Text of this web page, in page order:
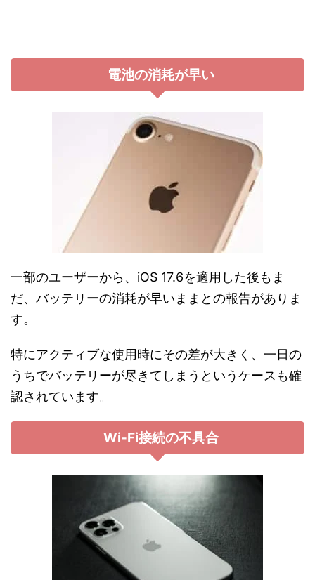
電池の消耗が早い
一部のユーザーから、iOS 17.6を適用した後もま
だ、バッテリーの消耗が早いままとの報告がありま
す。
特にアクティブな使用時にその差が大きく、一日の
うちでバッテリーが尽きてしまうというケースも確
認されています。
Wi-Fi接続の不具合